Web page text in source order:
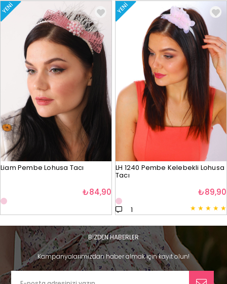
YENI
Liam Pembe Lohusa Tacı
₺84,90
YENI
LH 1240 Pembe Kelebekli Lohusa
Tacı
★ ★ ★ ★ ★
1
₺89,90
BİZDEN HABERLER
Kampanyalarımızdan haber almak için kayıt olun!